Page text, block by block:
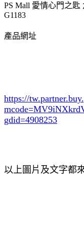
PS Mall 愛情心門之
G1183
產品網址
https://
gdid=4908253
以上圖片及文字都